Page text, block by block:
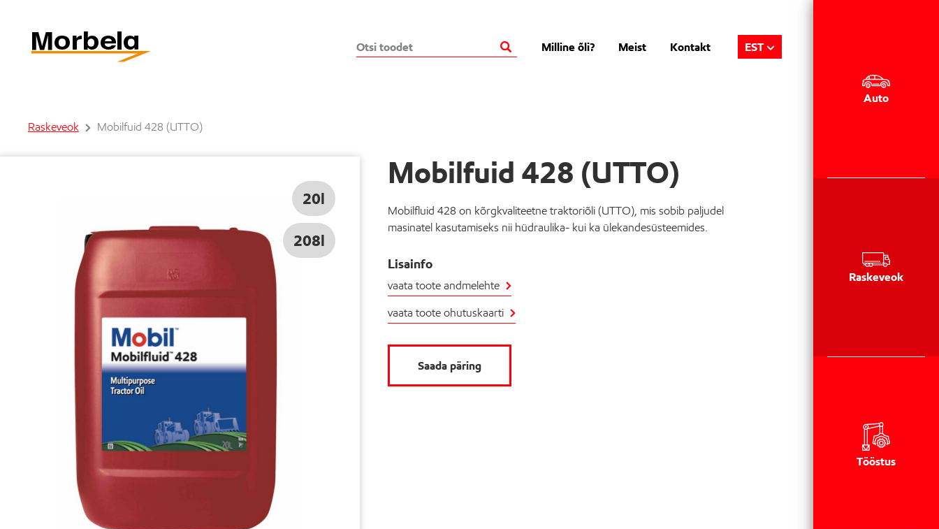
Auto
Raskeveok
Tööstus
Milline õli? Meist Kontakt EST
Raskeveok Mobilfuid 428 (UTTO)
20l
208l
Mobilfuid 428 (UTTO)
Mobilfluid 428 on kõrgkvaliteetne traktoriõli (UTTO), mis sobib paljudel
masinatel kasutamiseks nii hüdraulika- kui ka ülekandesüsteemides.
Lisainfo
vaata toote andmelehte
vaata toote ohutuskaarti
Saada päring